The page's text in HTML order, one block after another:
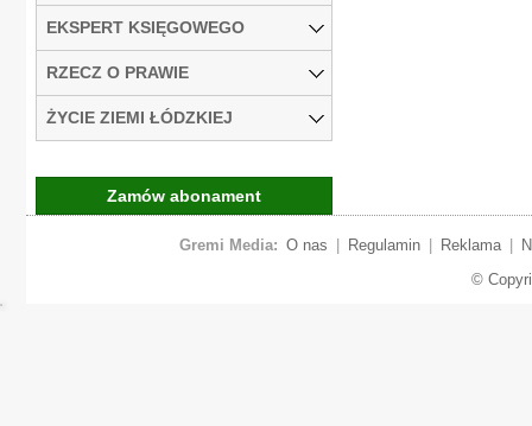
EKSPERT KSIĘGOWEGO
RZECZ O PRAWIE
ŻYCIE ZIEMI ŁÓDZKIEJ
Zamów abonament
Gremi Media: O nas Regulamin Reklama
©